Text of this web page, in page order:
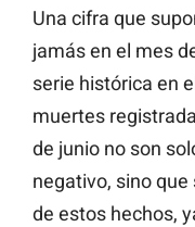
Una cifra que
jamás en el mes
serie histórica en
muertes
de junio no son
negativo, sino
de estos hechos,